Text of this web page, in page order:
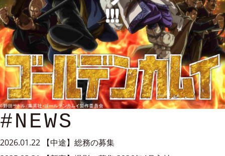
#NEWS
2026.01.22
【中途】総務の募集